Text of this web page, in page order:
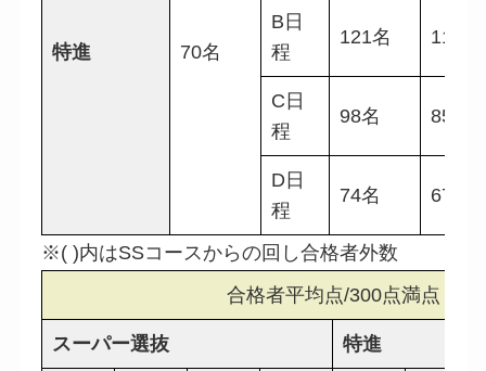
特進 70名
B日
程
121名 119名
C日
程
98名 85名
D日
程
74名 67名
※( )内はSSコースからの回し合格者外数
合格者平均点/300点満点
スーパー選抜 特進